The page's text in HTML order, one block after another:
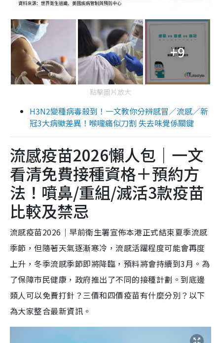
+9
點擊圖片放大
H3N2變種病毒殺到！一文教你分辨感冒／流感／新
冠3大病徵差異！喉嚨痛似刀割 失去味覺係關鍵
流感疫苗2026懶人包｜一文
看清免費接種資格＋預約方
法！噴鼻/重組/滅活3款疫苗
比較及禁忌
流感疫苗2026｜早前衛生署宣佈本港正式結束夏季流感
季節，但隨著天氣逐漸寒冷，流感活躍程度可能會再度
上升，冬季流感季節即將降臨，預料將會持續到3月。為
了保障市民健康，政府推出了不同的接種計劃。到底邊
類人可以免費打針？三價和四價疫苗有什麼分別？以下
為大家整合最新資訊。